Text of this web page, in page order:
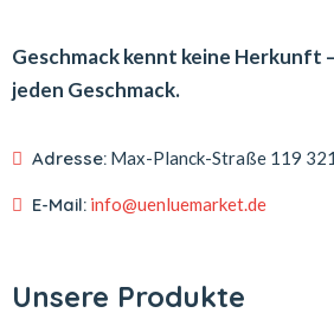
Geschmack kennt keine Herkunft
jeden Geschmack.
Adresse: Max-Planck-Straße 119
E-Mail: info@uenluemarket.de
Unsere Produkte